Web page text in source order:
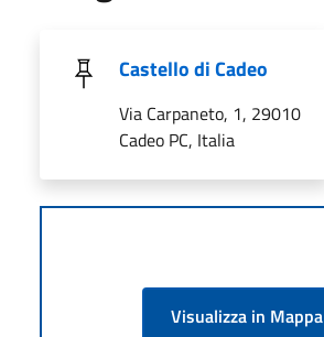
Castello di Cadeo
Via Carpaneto, 1, 29010
Cadeo PC, Italia
Visualizza in Mappa